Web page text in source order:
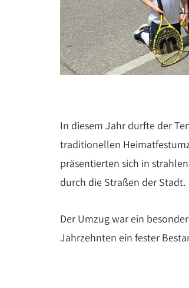
In diesem Jahr durfte der
traditionellen
präsentierten sich in
durch die Straßen der Stadt.
Der Umzug war ein
Jahrzehnten ein fester